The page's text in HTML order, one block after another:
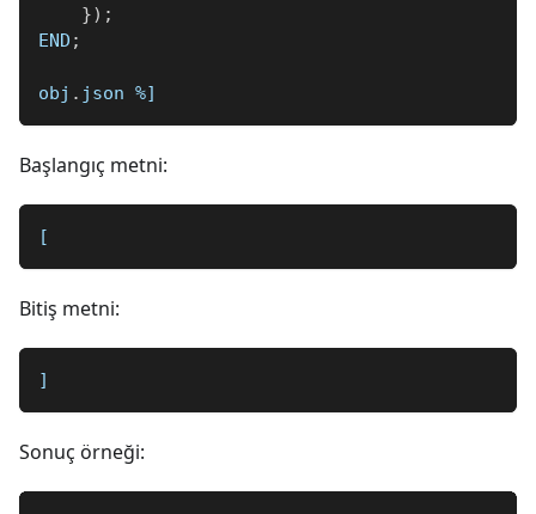
}) ;
END ;
obj . json %]
Başlangıç metni:
[
Bitiş metni:
]
Sonuç örneği: